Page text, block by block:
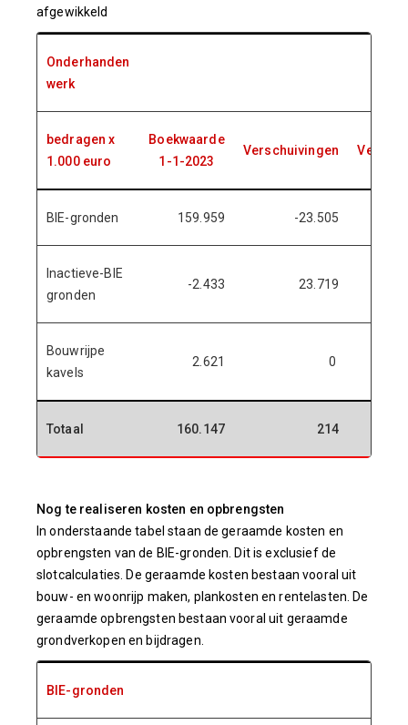
afgewikkeld
Onderhanden
werk
bedragen x
1.000 euro
Boekwaarde
1-1-2023
Verschuivingen
BIE-gronden 159.959 -23.505
Inactieve-BIE
gronden
-2.433 23.719
Bouwrijpe
kavels
2.621 0
Totaal 160.147 214
Nog te realiseren kosten en opbrengsten
In onderstaande tabel staan de geraamde kosten en
opbrengsten van de BIE-gronden. Dit is exclusief de
slotcalculaties. De geraamde kosten bestaan vooral uit
bouw- en woonrijp maken, plankosten en rentelasten. De
geraamde opbrengsten bestaan vooral uit geraamde
grondverkopen en bijdragen.
BIE-gronden